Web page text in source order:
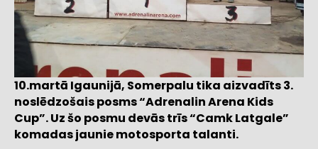
10.martā Igaunijā, Somerpalu tika aizvadīts 3.
noslēdzošais posms “Adrenalin Arena Kids
Cup”. Uz šo posmu devās trīs “Camk Latgale”
komadas jaunie motosporta talanti.